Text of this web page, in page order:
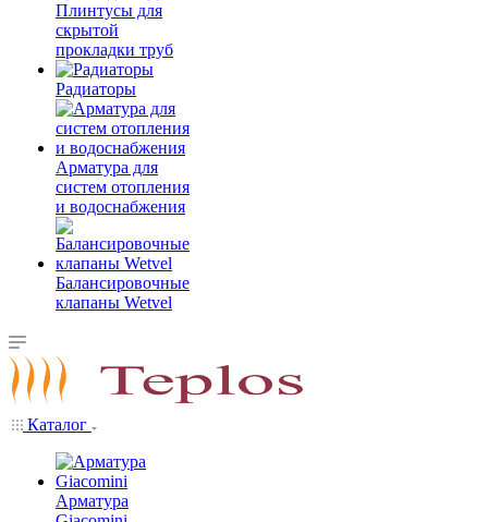
Плинтусы для
скрытой
прокладки труб
Радиаторы
Арматура для
систем отопления
и водоснабжения
Балансировочные
клапаны Wetvel
Каталог
Арматура